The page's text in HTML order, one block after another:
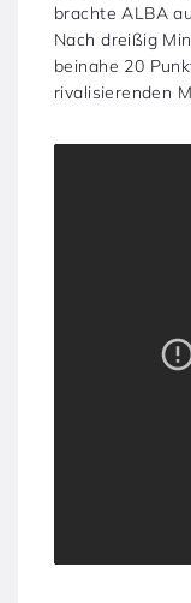
brachte ALBA
Nach dreißig
beinahe 20
rivalisierenden